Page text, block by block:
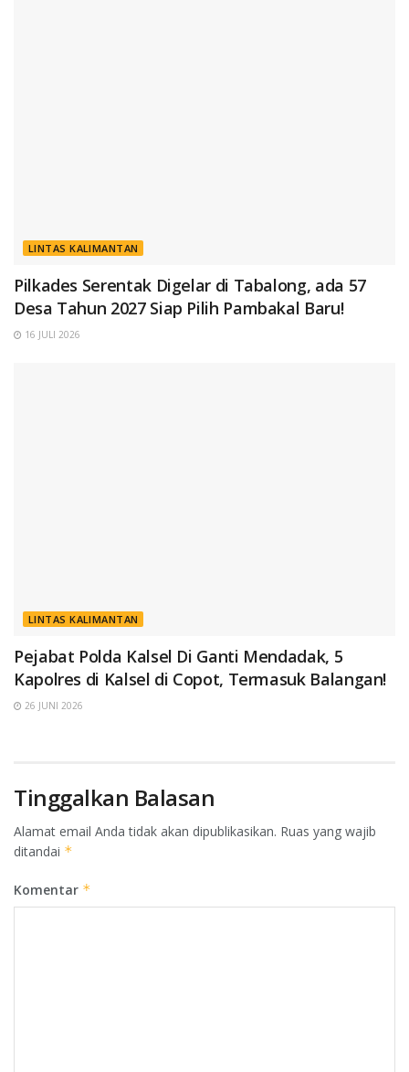
LINTAS KALIMANTAN
Pilkades Serentak Digelar di Tabalong, ada 57
Desa Tahun 2027 Siap Pilih Pambakal Baru!
16 JULI 2026
LINTAS KALIMANTAN
Pejabat Polda Kalsel Di Ganti Mendadak, 5
Kapolres di Kalsel di Copot, Termasuk Balangan!
26 JUNI 2026
Tinggalkan Balasan
Alamat email Anda tidak akan dipublikasikan. Ruas yang wajib
ditandai *
Komentar *